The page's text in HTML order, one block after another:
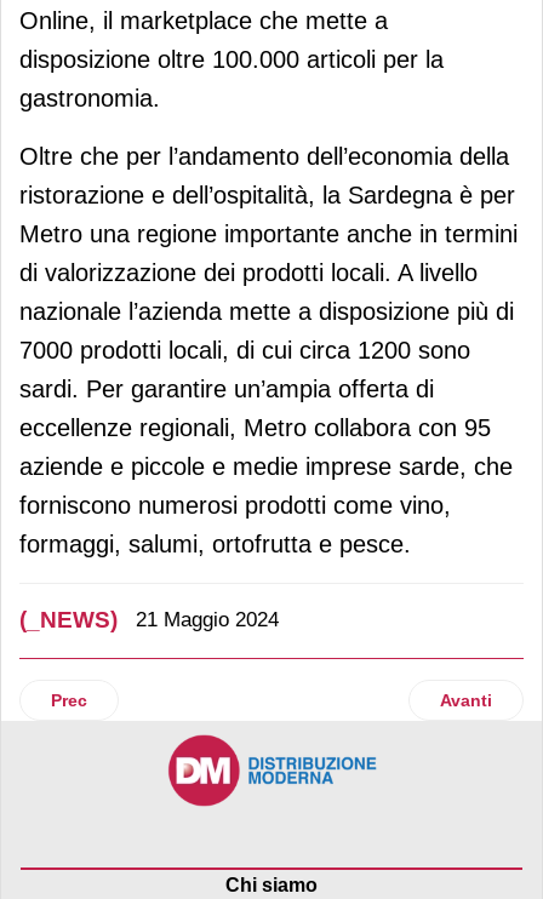
Online, il marketplace che mette a
disposizione oltre 100.000 articoli per la
gastronomia.
Oltre che per l’andamento dell’economia della
ristorazione e dell’ospitalità, la Sardegna è per
Metro una regione importante anche in termini
di valorizzazione dei prodotti locali. A livello
nazionale l’azienda mette a disposizione più di
7000 prodotti locali, di cui circa 1200 sono
sardi. Per garantire un’ampia offerta di
eccellenze regionali, Metro collabora con 95
aziende e piccole e medie imprese sarde, che
forniscono numerosi prodotti come vino,
formaggi, salumi, ortofrutta e pesce.
(_NEWS) 21 Maggio 2024
Articolo precedente: Leader di sostenibilità: Coop
Prec Articolo
Avanti
Chi siamo